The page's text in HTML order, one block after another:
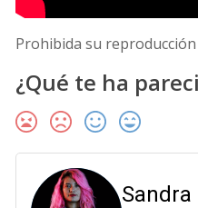
Prohibida su
¿Qué te ha
Sandra